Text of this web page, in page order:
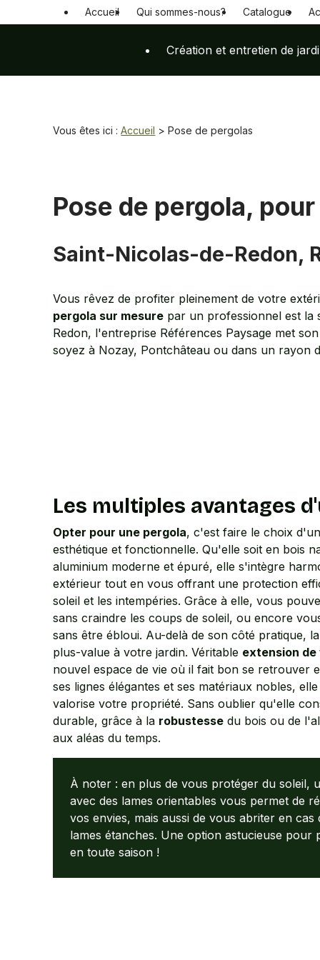
Accueil Qui sommes-nous? Catalogue
Création et entretien de
Vous êtes ici : Accueil > Pose de pergolas
Pose de pergola,
Saint-Nicolas-de-Redon,
Vous rêvez de profiter pleinement de votre
pergola sur mesure par un professionnel est la
Redon, l'entreprise Références Paysage met
soyez à Nozay, Pontchâteau ou dans un rayon
Les multiples avantages
Opter pour une pergola, c'est faire le choix
esthétique et fonctionnelle. Qu'elle soit en bois
aluminium moderne et épuré, elle s'intègre
extérieur tout en vous offrant une protection
soleil et les intempéries. Grâce à elle, vous
sans craindre les coups de soleil, ou encore
sans être ébloui. Au-delà de son côté pratique,
plus-value à votre jardin. Véritable extension
nouvel espace de vie où il fait bon se retrouver
ses lignes élégantes et ses matériaux nobles,
valorise votre propriété. Sans oublier qu'elle
durable, grâce à la robustesse du bois ou de
aux aléas du temps.
À noter : en plus de vous protéger du soleil,
avec des lames orientables vous permet de
vos envies, mais aussi de vous abriter en cas
lames étanches. Une option astucieuse
en toute saison !
Panneau de gestion des cookies